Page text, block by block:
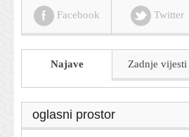
Facebook Twitter
Najave Zadnje vijesti
oglasni prostor